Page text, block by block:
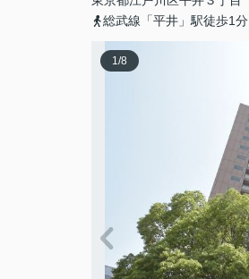
総武線「平井」駅徒歩1分
1/8